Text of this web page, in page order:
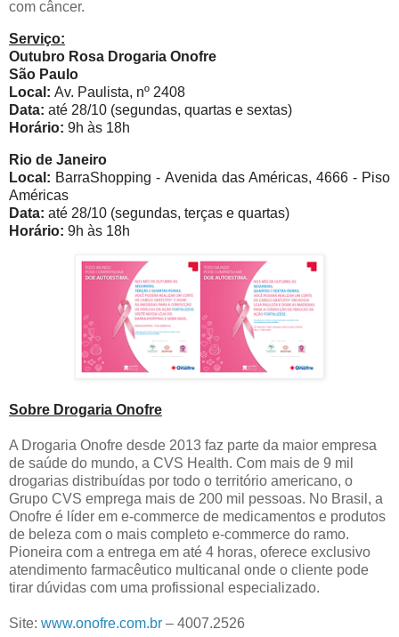
com câncer.
Serviço:
Outubro Rosa Drogaria Onofre
São Paulo
Local: Av. Paulista, nº 2408
Data: até 28/10 (segundas, quartas e sextas)
Horário: 9h às 18h
Rio de Janeiro
Local: BarraShopping - Avenida das Américas, 4666 - Piso
Américas
Data: até 28/10 (segundas, terças e quartas)
Horário: 9h às 18h
Sobre Drogaria Onofre
A Drogaria Onofre desde 2013 faz parte da maior empresa
de saúde do mundo, a CVS Health. Com mais de 9 mil
drogarias distribuídas por todo o território americano, o
Grupo CVS emprega mais de 200 mil pessoas. No Brasil, a
Onofre é líder em e-commerce de medicamentos e produtos
de beleza com o mais completo e-commerce do ramo.
Pioneira com a entrega em até 4 horas, oferece exclusivo
atendimento farmacêutico multicanal onde o cliente pode
tirar dúvidas com uma profissional especializado.
Site: www.onofre.com.br – 4007.2526